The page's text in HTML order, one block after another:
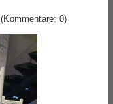
(Kommentare: 0)